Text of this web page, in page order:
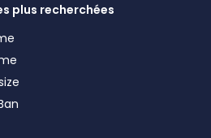
plus recherchées